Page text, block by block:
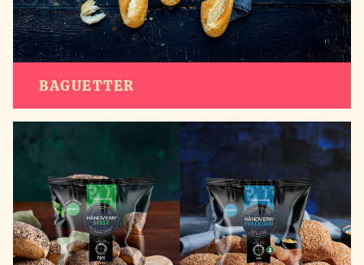
BAGUETTER